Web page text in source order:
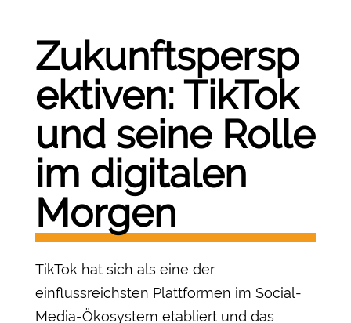
Zukunftspersp
ektiven: TikTok
und seine Rolle
im digitalen
Morgen
TikTok hat sich als eine der
einflussreichsten Plattformen im Social-
Media-Ökosystem etabliert und das